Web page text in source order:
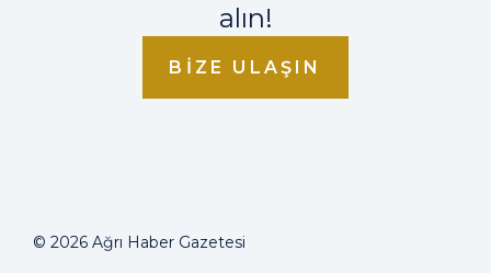
alın!
BIZE ULAŞIN
© 2026 Ağrı Haber Gazetesi